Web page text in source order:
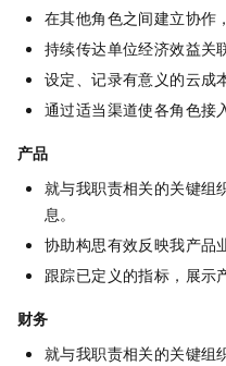
在其他角色之间建立协作
持续传达单位经济效益关
设定、记录有意义的云成
通过适当渠道使各角色接
产品
就与我职责相关的关键组
息。
协助构思有效反映我产品
跟踪已定义的指标，展示
财务
就与我职责相关的关键组